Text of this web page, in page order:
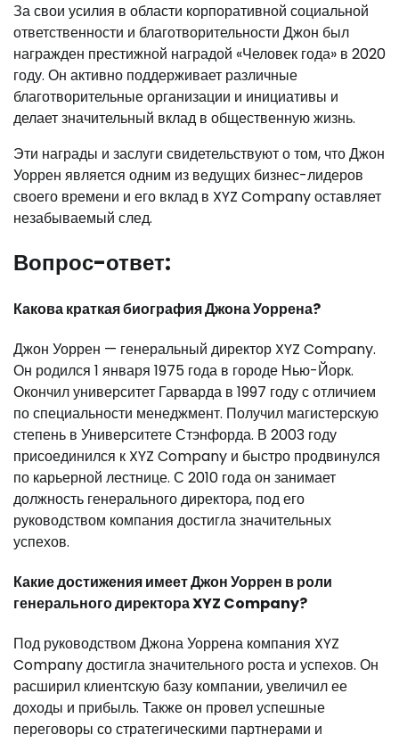
За свои усилия в области корпоративной социальной
ответственности и благотворительности Джон был
награжден престижной наградой «Человек года» в 2020
году. Он активно поддерживает различные
благотворительные организации и инициативы и
делает значительный вклад в общественную жизнь.
Эти награды и заслуги свидетельствуют о том, что Джон
Уоррен является одним из ведущих бизнес-лидеров
своего времени и его вклад в XYZ Company оставляет
незабываемый след.
Вопрос-ответ:
Какова краткая биография Джона Уоррена?
Джон Уоррен — генеральный директор XYZ Company.
Он родился 1 января 1975 года в городе Нью-Йорк.
Окончил университет Гарварда в 1997 году с отличием
по специальности менеджмент. Получил магистерскую
степень в Университете Стэнфорда. В 2003 году
присоединился к XYZ Company и быстро продвинулся
по карьерной лестнице. С 2010 года он занимает
должность генерального директора, под его
руководством компания достигла значительных
успехов.
Какие достижения имеет Джон Уоррен в роли
генерального директора XYZ Company?
Под руководством Джона Уоррена компания XYZ
Company достигла значительного роста и успехов. Он
расширил клиентскую базу компании, увеличил ее
доходы и прибыль. Также он провел успешные
переговоры со стратегическими партнерами и